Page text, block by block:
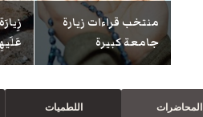
منتخب قراءات زيارة
جامعة كبيرة
المحاضرات اللطميات